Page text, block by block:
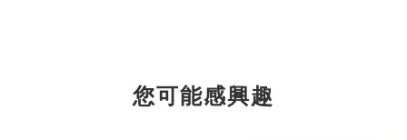
您可能感興趣